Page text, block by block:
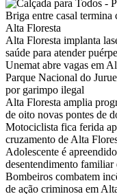
Briga entre casal termina
Alta Floresta
Alta Floresta implanta
saúde para atender
Unemat abre vagas em
Parque Nacional do
por garimpo ilegal
Alta Floresta amplia
de oito novas pontes de
Motociclista fica ferida
cruzamento de Alta
Adolescente é
desentendimento familiar
Bombeiros combatem
de ação criminosa em